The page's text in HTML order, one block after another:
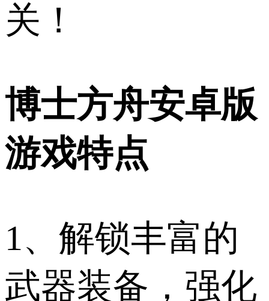
关！
博士方舟安卓版
游戏特点
1、解锁丰富的
武器装备，强化